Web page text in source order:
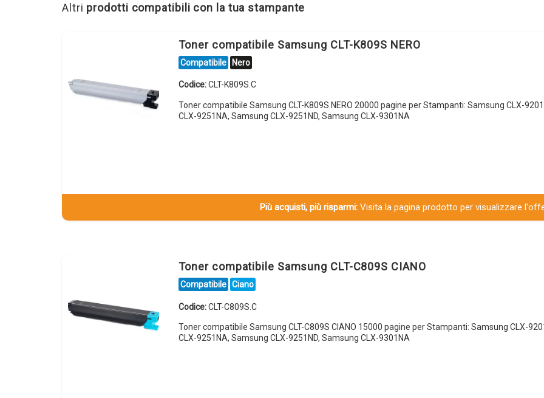
Altri prodotti compatibili con la tua stampante
Toner compatibile Samsung CLT-K809S NERO
Compatibile Nero
Codice:CLT-K809S.C
Toner compatibile Samsung CLT-K809S NERO 20000 pagine per Stampanti: Samsung CLX-
CLX-9251NA, Samsung CLX-9251ND, Samsung CLX-9301NA
Più acquisti, più risparmi:Visita la pagina prodotto per visualizzare
Toner compatibile Samsung CLT-C809S CIANO
Compatibile Ciano
Codice:CLT-C809S.C
Toner compatibile Samsung CLT-C809S CIANO 15000 pagine per Stampanti: Samsung CLX-
CLX-9251NA, Samsung CLX-9251ND, Samsung CLX-9301NA